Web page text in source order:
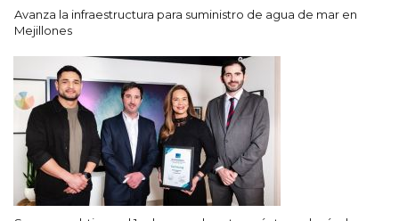
Avanza la infraestructura para suministro de agua de mar en
Mejillones